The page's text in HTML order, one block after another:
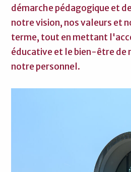
démarche pédagogique et
notre vision, nos valeurs et
terme, tout en mettant
éducative et le bien-être de
notre personnel.